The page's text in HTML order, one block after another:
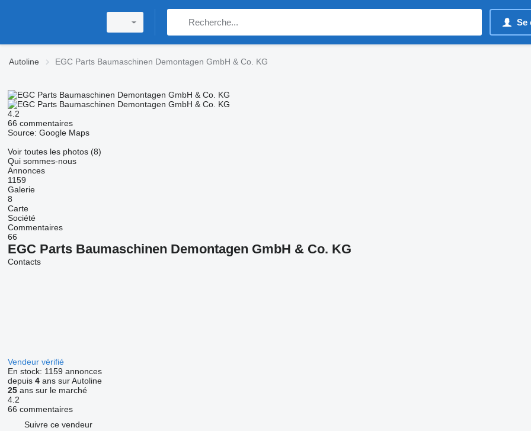
Se
Autoline EGC Parts Baumaschinen Demontagen GmbH & Co. KG
4.2
66 commentaires
Source: Google Maps
Voir toutes les photos (8)
Qui sommes-nous
Annonces
1159
Galerie
8
Carte
Société
Commentaires
66
EGC Parts Baumaschinen Demontagen GmbH & Co. KG
Contacts
Vendeur vérifié
En stock: 1159 annonces
depuis 4ans sur Autoline
25ans sur le marché
4.2
66 commentaires
Suivre ce vendeur